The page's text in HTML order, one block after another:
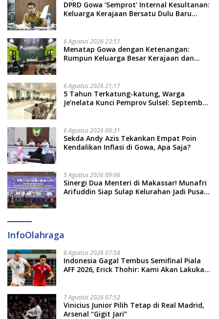
DPRD Gowa ‘Semprot’ Internal Kesultanan:
Keluarga Kerajaan Bersatu Dulu Baru
6 Agustus 2026 23:51
Menatap Gowa dengan Ketenangan:
Rumpun Keluarga Besar Kerajaan dan
Soal Adat dan Adab
6 Agustus 2026 21:17
5 Tahun Terkatung-katung, Warga
Je’nelata Kunci Pemprov Sulsel: September
6 Agustus 2026 09:31
Sekda Andy Azis Tekankan Empat Poin
Kendalikan Inflasi di Gowa, Apa Saja?
5 Agustus 2026 09:06
Sinergi Dua Menteri di Makassar! Munafri
Arifuddin Siap Sulap Kelurahan Jadi Pusat
InfoOlahraga
8 Agustus 2026 07:58
Indonesia Gagal Tembus Semifinal Piala
AFF 2026, Erick Thohir: Kami Akan Lakukan
7 Agustus 2026 07:52
Vinicius Junior Pilih Tetap di Real Madrid,
Arsenal “Gigit Jari”